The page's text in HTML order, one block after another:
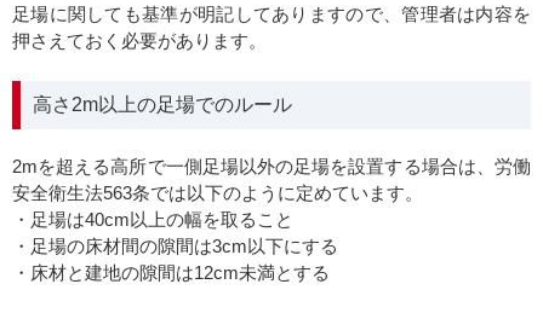
足場に関しても基準が明記してありますので、管理者は内容を
押さえておく必要があります。
高さ2m以上の足場でのルール
2mを超える高所で一側足場以外の足場を設置する場合は、労働
安全衛生法563条では以下のように定めています。
・足場は40cm以上の幅を取ること
・足場の床材間の隙間は3cm以下にする
・床材と建地の隙間は12cm未満とする